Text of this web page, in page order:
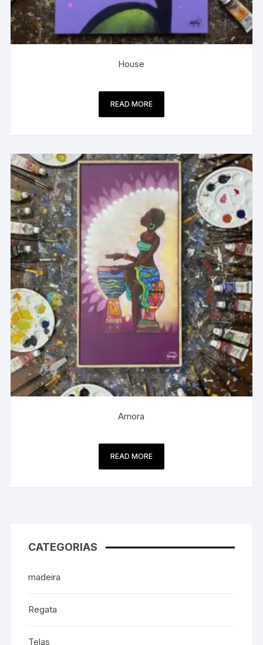
House
READ MORE
Amora
READ MORE
CATEGORIAS
madeira
Regata
Telas